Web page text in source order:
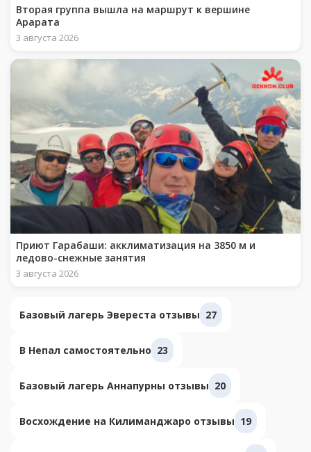
Вторая группа вышла на маршрут к вершине
Арарата
3 августа 2026
Приют Гарабаши: акклиматизация на 3850 м и
ледово-снежные занятия
3 августа 2026
Базовый лагерь Эвереста отзывы 27
В Непал самостоятельно 23
Базовый лагерь Аннапурны отзывы 20
Восхождение на Килиманджаро отзывы 19